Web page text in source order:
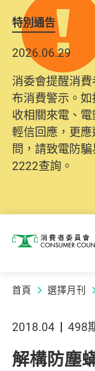
特別通告
2026.06.29
消委會提醒消
布消費警示。
收相關來電、
輕信回應，更
問，請致電防
2222查詢。
消費者委員會
首頁 選擇月刊
2018.04 498
解構防塵